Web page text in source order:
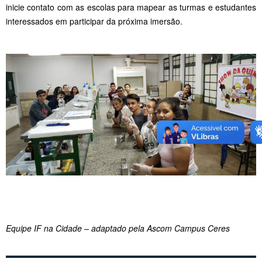
inicie contato com as escolas para mapear as turmas e estudantes
interessados em participar da próxima imersão.
Equipe IF na Cidade – adaptado pela Ascom Campus Ceres